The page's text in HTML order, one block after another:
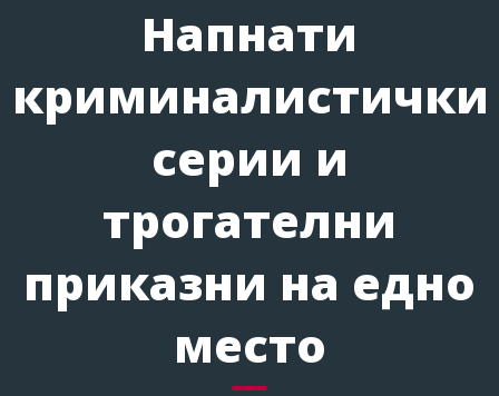
Напнати
криминалистички
серии и
трогателни
приказни на едно
место